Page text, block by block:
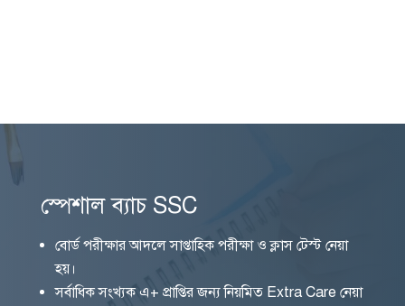
স্পেশাল ব্যাচ SSC
বোর্ড পরীক্ষার আদলে সাপ্তাহিক পরীক্ষা ও ক্লাস টেস্ট নেয়া
হয়।
সর্বাধিক সংখ্যক এ+ প্রাপ্তির জন্য নিয়মিত Extra Care নেয়া